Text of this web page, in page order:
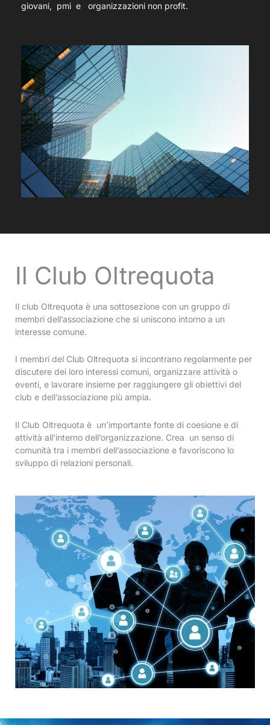
giovani, pmi e organizzazioni non profit.
Il Club Oltrequota
Il club Oltrequota è una sottosezione con un gruppo di
membri dell’associazione che si uniscono intorno a un
interesse comune.
I membri del Club Oltrequota si incontrano regolarmente per
discutere dei loro interessi comuni, organizzare attività o
eventi, e lavorare insieme per raggiungere gli obiettivi del
club e dell’associazione più ampia.
Il Club Oltrequota è un’importante fonte di coesione e di
attività all’interno dell’organizzazione. Crea un senso di
comunità tra i membri dell’associazione e favoriscono lo
sviluppo di relazioni personali.